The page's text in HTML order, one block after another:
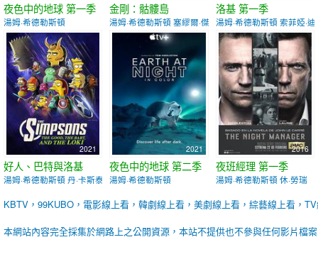
夜色中的地球 第一季
湯姆·希德勒斯頓
金剛：骷髏島
湯姆·希德勒斯頓 塞繆爾·傑克遜
洛基 第一季
湯姆·希德勒斯頓 索菲婭·迪
2021
好人、巴特與洛基
湯姆·希德勒斯頓 丹·卡斯泰蘭尼塔
2021
夜色中的地球 第二季
湯姆·希德勒斯頓
2016
夜班經理 第一季
湯姆·希德勒斯頓 休·勞瑞
KBTV，99KUBO，電影線上看，韓劇線上看，美劇線上看，綜藝線上看，
本網站內容完全採集於網路上之公開資源，本站不提供也不參與任何影片檔